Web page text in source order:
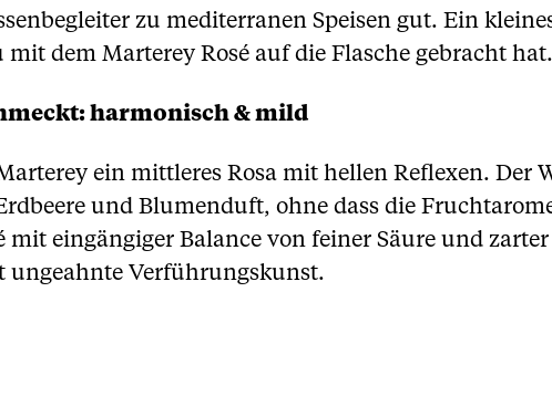
zu mediterranen Speisen gut. Ein
mit dem Marterey Rosé auf die Flasche gebracht hat.
harmonisch & mild
ein mittleres Rosa mit hellen Reflexen. Der
und Blumenduft, ohne dass die
mit eingängiger Balance von feiner Säure und
ungeahnte Verführungskunst.